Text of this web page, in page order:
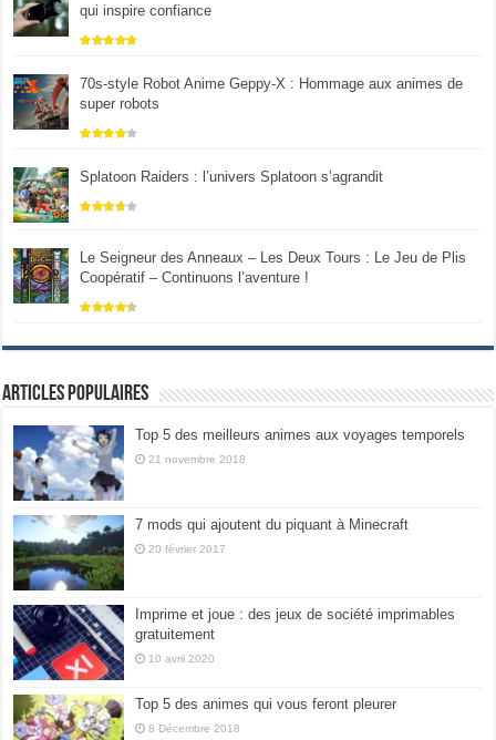
qui inspire confiance
70s-style Robot Anime Geppy-X : Hommage aux animes de
super robots
Splatoon Raiders : l’univers Splatoon s’agrandit
Le Seigneur des Anneaux – Les Deux Tours : Le Jeu de Plis
Coopératif – Continuons l’aventure !
Articles populaires
Top 5 des meilleurs animes aux voyages temporels
21 novembre 2018
7 mods qui ajoutent du piquant à Minecraft
20 février 2017
Imprime et joue : des jeux de société imprimables
gratuitement
10 avril 2020
Top 5 des animes qui vous feront pleurer
8 Décembre 2018